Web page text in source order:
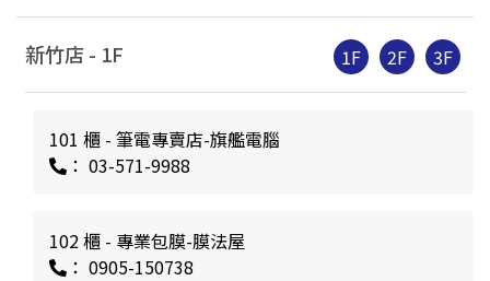
新竹店 - 1F 1F 2F 3F
101 櫃 - 筆電專賣店-旗艦電腦
： 03-571-9988
102 櫃 - 專業包膜-膜法屋
： 0905-150738